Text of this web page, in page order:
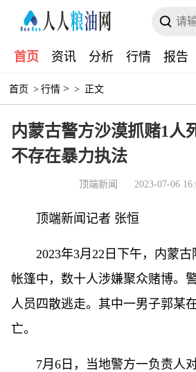
首页 资讯 分析 行情 报告
首页 > 行情 > > 正文
内蒙古警方沙漠抓赌1人
不存在暴力执法
顶端新闻 2023-07-06
顶端新闻记者 张恒
2023年3月22日下午，内蒙
帐篷中，数十人涉嫌聚众赌博。
人员四散逃走。其中一男子郭某
亡。
7月6日，当地警方一负责人